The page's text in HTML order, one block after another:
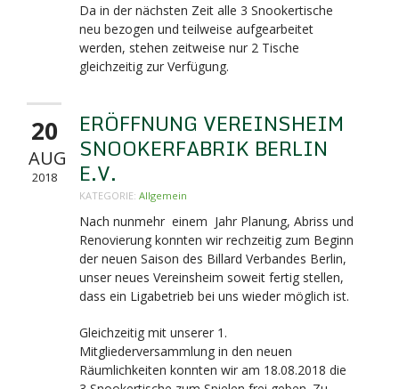
Da in der nächsten Zeit alle 3 Snookertische
neu bezogen und teilweise aufgearbeitet
werden, stehen zeitweise nur 2 Tische
gleichzeitig zur Verfügung.
20
AUG
2018
ERÖFFNUNG VEREINSHEIM
SNOOKERFABRIK BERLIN
E.V.
KATEGORIE: Allgemein
Nach nunmehr einem Jahr Planung, Abriss und
Renovierung konnten wir rechzeitig zum Beginn
der neuen Saison des Billard Verbandes Berlin,
unser neues Vereinsheim soweit fertig stellen,
dass ein Ligabetrieb bei uns wieder möglich ist.
Gleichzeitig mit unserer 1.
Mitgliederversammlung in den neuen
Räumlichkeiten konnten wir am 18.08.2018 die